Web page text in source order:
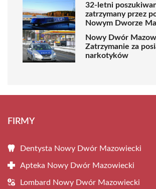
32-letni
zatrzymany przez
Nowym Dworze
Nowy Dwór
Zatrzymanie za
narkotyków
FIRMY
Dentysta Nowy Dwór Mazowiecki
Apteka Nowy Dwór Mazowiecki
Lombard Nowy Dwór Mazowiecki